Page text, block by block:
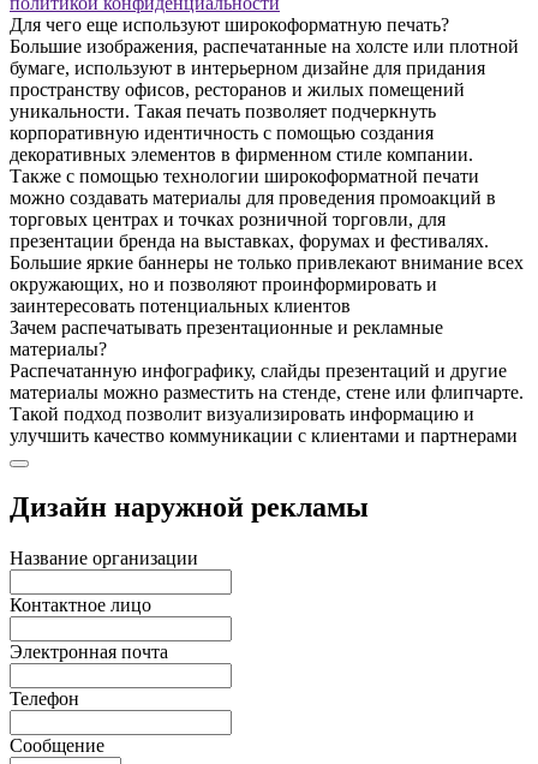
Для чего еще используют широкоформатную печать?
Большие изображения, распечатанные на холсте или плотной
бумаге, используют в интерьерном дизайне для придания
пространству офисов, ресторанов и жилых помещений
уникальности. Такая печать позволяет подчеркнуть
корпоративную идентичность с помощью создания
декоративных элементов в фирменном стиле компании.
Также с помощью технологии широкоформатной печати
можно создавать материалы для проведения промоакций в
торговых центрах и точках розничной торговли, для
презентации бренда на выставках, форумах и фестивалях.
Большие яркие баннеры не только привлекают внимание всех
окружающих, но и позволяют проинформировать и
заинтересовать потенциальных клиентов
Зачем распечатывать презентационные и рекламные
материалы?
Распечатанную инфографику, слайды презентаций и другие
материалы можно разместить на стенде, стене или флипчарте.
Такой подход позволит визуализировать информацию и
улучшить качество коммуникации с клиентами и партнерами
Дизайн наружной рекламы
Название организации
Контактное лицо
Электронная почта
Телефон
Сообщение